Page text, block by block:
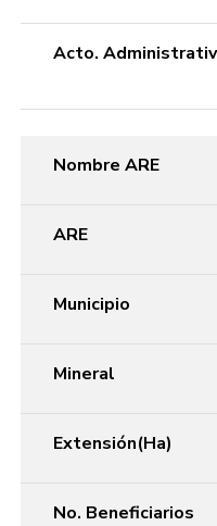
Acto.
Nombre ARE
ARE
Municipio
Mineral
Extensión(Ha)
No. Beneficiarios